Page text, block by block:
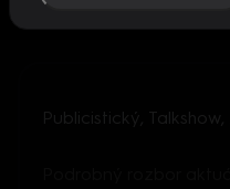
Publicistický Talkshow